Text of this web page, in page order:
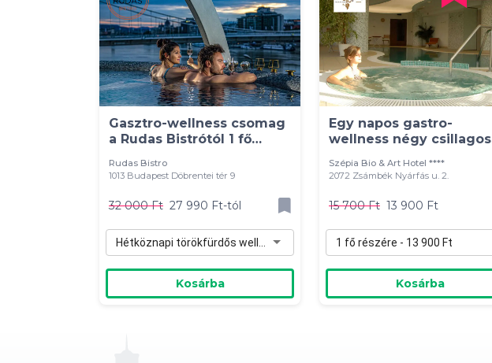
Gasztro-wellness csomag
a Rudas Bistrótól 1 fő
Rudas Bistro
1013 Budapest Döbrentei tér 9
32 000 Ft 27 990 Ft-tól
Kosárba
Egy napos gastro-
wellness négy csillagos
Szépia Bio & Art Hotel ****
2072 Zsámbék Nyárfás u. 2.
15 700 Ft 13 900 Ft
1 fő részére - 13 900 Ft
Kosárba